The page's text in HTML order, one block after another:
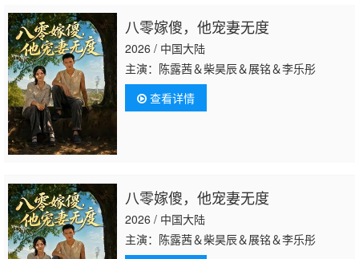
八零嫁傻，他宠妻无度
2026 / 中国大陆
主演：陈露茜＆柴昊辰＆展铭＆李乐彤
查看详情
八零嫁傻，他宠妻无度
2026 / 中国大陆
主演：陈露茜＆柴昊辰＆展铭＆李乐彤